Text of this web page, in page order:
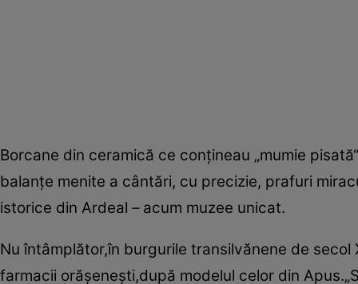
Borcane din ceramică ce conţineau „mumie
balanţe menite a cântări, cu precizie, prafuri
istorice din Ardeal – acum muzee unicat.
Nu întâmplător,în burgurile transilvănene de
farmacii orăşeneşti,după modelul celor din